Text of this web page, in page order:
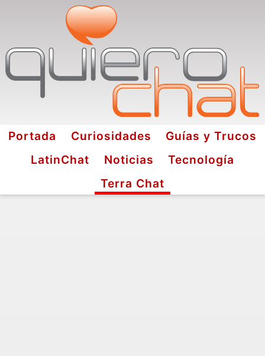
Portada Curiosidades
Guías y Trucos
LatinChat
Noticias
Tecnología
Terra Chat